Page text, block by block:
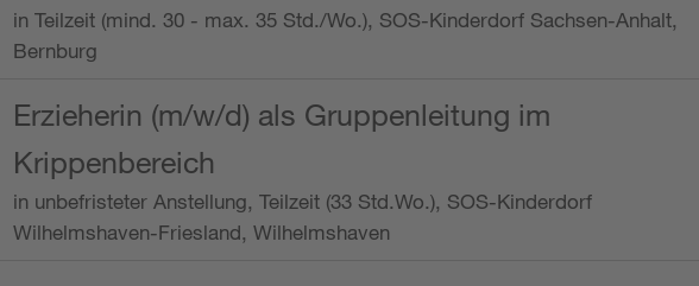
in Teilzeit (mind. 30 - max. 35 Std./Wo.), SOS-Kinderdorf Sachsen-Anhalt,
Bernburg
Erzieherin (m/w/d) als Gruppenleitung im
Krippenbereich
in unbefristeter Anstellung, Teilzeit (33 Std.Wo.), SOS-Kinderdorf
Wilhelmshaven-Friesland, Wilhelmshaven